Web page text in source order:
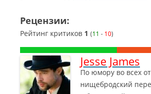
Рецензии:
Рейтинг критиков 1 (11 - 10)
Jesse James
По юмору во всех
нищебродский